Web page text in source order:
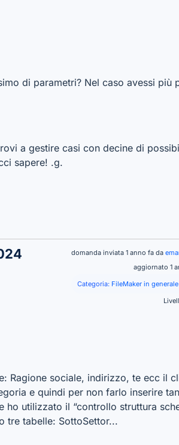
di parametri? Nel caso avessi più
a gestire casi con decine di
sapere! .g.
domanda inviata 1 anno fa da
aggiornato 1
Categoria: FileMaker in generale
Ragione sociale, indirizzo, te ecc il
e quindi per non farlo inserire
utilizzato il “controllo struttura
tre tabelle: SottoSettor...